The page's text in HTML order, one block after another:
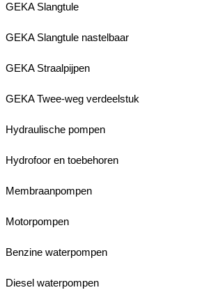
GEKA Slangtule
GEKA Slangtule nastelbaar
GEKA Straalpijpen
GEKA Twee-weg verdeelstuk
Hydraulische pompen
Hydrofoor en toebehoren
Membraanpompen
Motorpompen
Benzine waterpompen
Diesel waterpompen